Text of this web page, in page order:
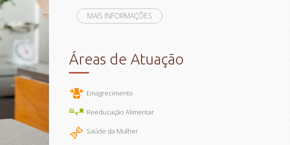
MAIS INFORMAÇÕES
Áreas de Atuação
Emagrecimento
Reeducação Alimentar
Saúde da Mulher